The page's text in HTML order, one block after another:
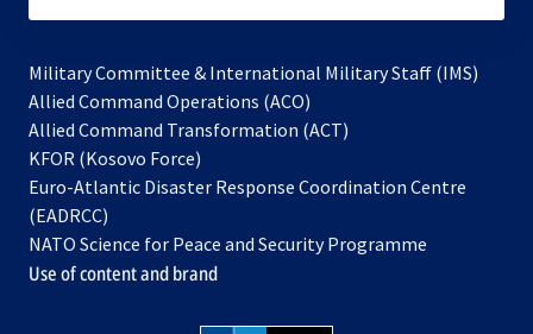
Military Committee & International Military Staff (IMS)
Allied Command Operations (ACO)
in
new
Allied Command Transformation (ACT)
a
tab
KFOR (Kosovo Force)
in
new
tab
Euro-Atlantic Disaster Response Coordination Centre
(EADRCC)
NATO Science for Peace and Security Programme
Use of content and brand